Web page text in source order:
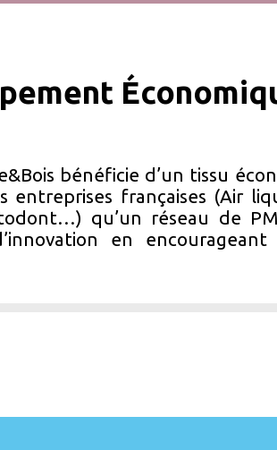
bénéficie d’un tissu
entreprises françaises (Air
qu’un réseau de
en